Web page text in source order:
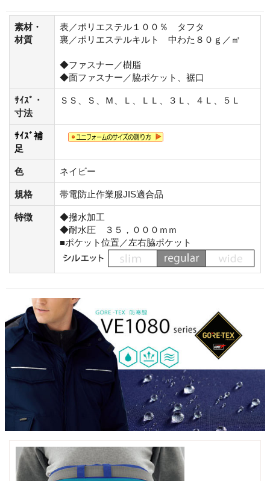
素材・
材質
表／ポリエステル１００％ タフタ
裏／ポリエステルキルト 中わた８０ｇ／㎡
◆ファスナー／樹脂
◆面ファスナー／脇ポケット、裾口
ｻｲｽﾞ・
寸法
ＳＳ、Ｓ、Ｍ、Ｌ、ＬＬ、３Ｌ、４Ｌ、５Ｌ
ｻｲｽﾞ補
足
色 ネイビー
規格 帯電防止作業服JIS適合品
特徴
◆撥水加工
◆耐水圧 ３５，０００ｍｍ
■ポケット位置／左右脇ポケット